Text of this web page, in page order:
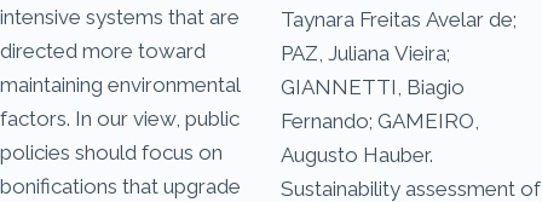
intensive systems that are
directed more toward
maintaining environmental
factors. In our view, public
policies should focus on
bonifications that upgrade
Taynara Freitas Avelar de;
PAZ, Juliana Vieira;
GIANNETTI, Biagio
Fernando; GAMEIRO,
Augusto Hauber.
Sustainability assessment of